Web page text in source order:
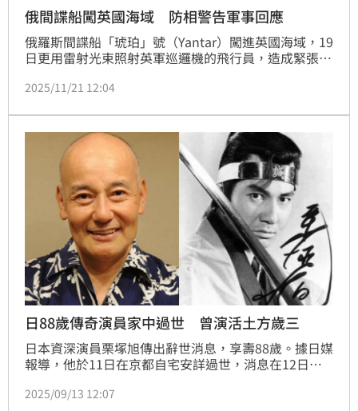
俄間諜船闖英國海域 防相警告軍事回應
俄羅斯間諜船「琥珀」號（Yantar）闖進英國海域，19
日更用雷射光束照射英軍巡邏機的飛行員，造成緊張情
琥珀號再南行，英軍也做好了準備。言外之意就是如膽
2025/11/21 12:04
日88歲傳奇演員家中過世 曾演活土方歲三
日本資深演員栗塚旭傳出辭世消息，享壽88歲。據日媒
報導，他於11日在京都自宅安詳過世，消息在12日曝
劃出演時代劇，卻在正式開拍前夕傳來噩耗，讓戲迷不
2025/09/13 12:07